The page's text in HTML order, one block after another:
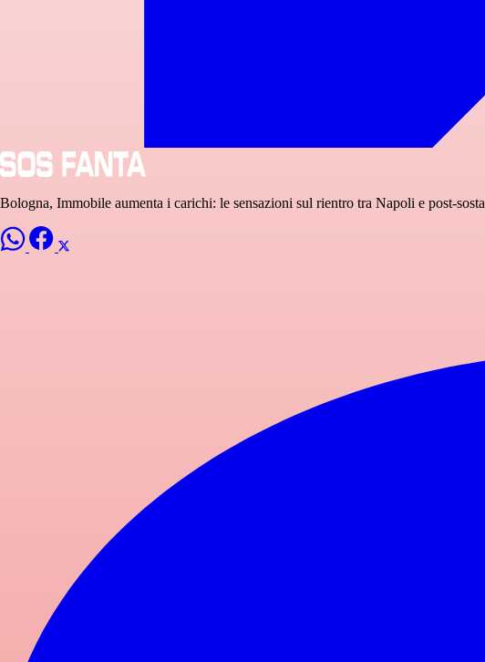
Bologna, Immobile aumenta i carichi: le sensazioni sul rientro tra Napoli e post-sosta